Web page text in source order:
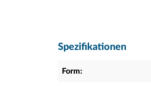
Spezifikationen
Form: